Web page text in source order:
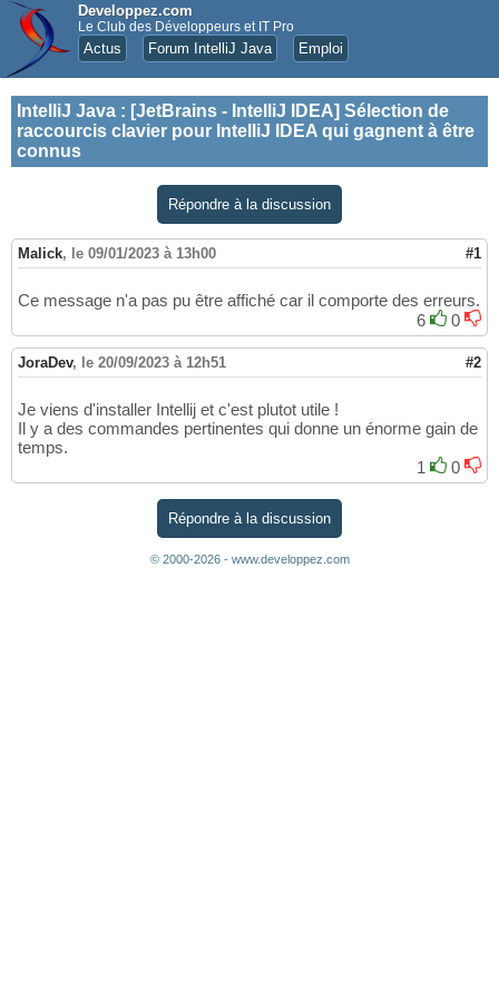
Developpez.com
Le Club des Développeurs et IT Pro
Actus Forum IntelliJ Java Emploi
IntelliJ Java : [JetBrains - IntelliJ IDEA] Sélection de
raccourcis clavier pour IntelliJ IDEA qui gagnent à être
connus
Répondre à la discussion
Malick, le 09/01/2023 à 13h00 #1
Ce message n'a pas pu être affiché car il comporte des erreurs.
6
0
JoraDev, le 20/09/2023 à 12h51 #2
Je viens d'installer Intellij et c'est plutot utile !
Il y a des commandes pertinentes qui donne un énorme gain de
temps.
1
0
Répondre à la discussion
© 2000-2026 - www.developpez.com